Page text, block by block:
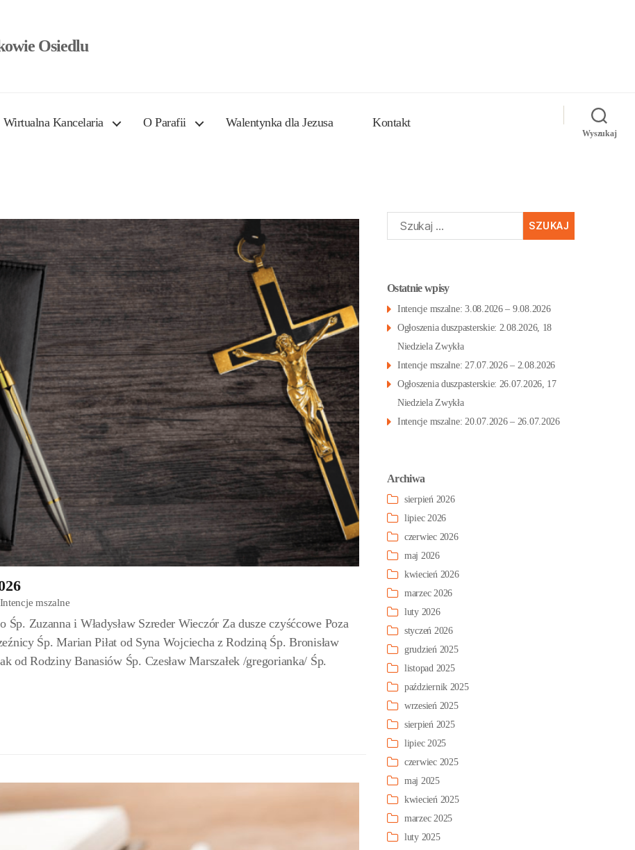
Osiedlu
Wirtualna Kancelaria O Parafii Walentynka dla Jezusa Kontakt
Wyszukaj
Intencje mszalne
Zuzanna i Władysław Szreder Wieczór Za dusze czyśćcowe Poza
Śp. Marian Piłat od Syna Wojciecha z Rodziną Śp. Bronisław
od Rodziny Banasiów Śp. Czesław Marszałek /gregorianka/ Śp.
Szukaj:
Ostatnie wpisy
Intencje mszalne: 3.08.2026 – 9.08.2026
Ogłoszenia duszpasterskie: 2.08.2026, 18
Niedziela Zwykła
Intencje mszalne: 27.07.2026 – 2.08.2026
Ogłoszenia duszpasterskie: 26.07.2026, 17
Niedziela Zwykła
Intencje mszalne: 20.07.2026 – 26.07.2026
Archiwa
sierpień 2026
lipiec 2026
czerwiec 2026
maj 2026
kwiecień 2026
marzec 2026
luty 2026
styczeń 2026
grudzień 2025
listopad 2025
październik 2025
wrzesień 2025
sierpień 2025
lipiec 2025
czerwiec 2025
maj 2025
kwiecień 2025
marzec 2025
luty 2025